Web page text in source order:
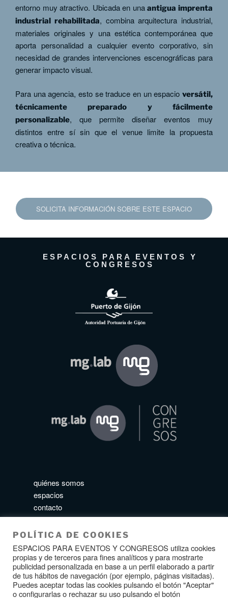
entorno muy atractivo. Ubicada en unaantigua imprenta
industrial rehabilitada, combina arquitectura industrial,
materiales originales y una estética contemporánea que
aporta personalidad a cualquier evento corporativo, sin
necesidad de grandes intervenciones escenográficas para
generar impacto visual.
Para una agencia, esto se traduce en un espacio versátil,
técnicamente preparado y fácilmente
personalizable, que permite diseñar eventos muy
distintos entre sí sin que el venue limite la propuesta
creativa o técnica.
SOLICITA INFORMACIÓN SOBRE ESTE ESPACIO
ESPACIOS PARA EVENTOS Y
CONGRESOS
quiénes somos
espacios
contacto
aviso legal
política de privacidad
política de cookies
SÍGUENOS
POLÍTICA DE COOKIES
ESPACIOS PARA EVENTOS Y CONGRESOS utiliza cookies
propias y de terceros para fines analíticos y para mostrarte
publicidad personalizada en base a un perfil elaborado a partir
de tus hábitos de navegación (por ejemplo, páginas visitadas).
Puedes aceptar todas las cookies pulsando el botón "Aceptar"
o configurarlas o rechazar su uso pulsando el botón